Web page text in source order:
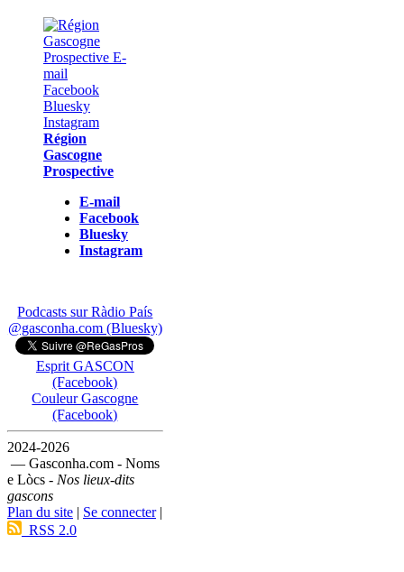
Région
Gascogne
Prospective
E-mail
Facebook
Bluesky
Instagram
Podcasts sur Ràdio País
@gasconha.com (Bluesky)
Esprit GASCON
(Facebook)
Couleur Gascogne
(Facebook)
2024-2026
— Gasconha.com - Noms
e Lòcs - Nos lieux-dits
gascons
Plan du site | Se connecter|
RSS 2.0